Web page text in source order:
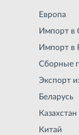
Европа
Импорт в
Импорт в
Сборные
Экспорт
Беларусь
Казахстан
Китай